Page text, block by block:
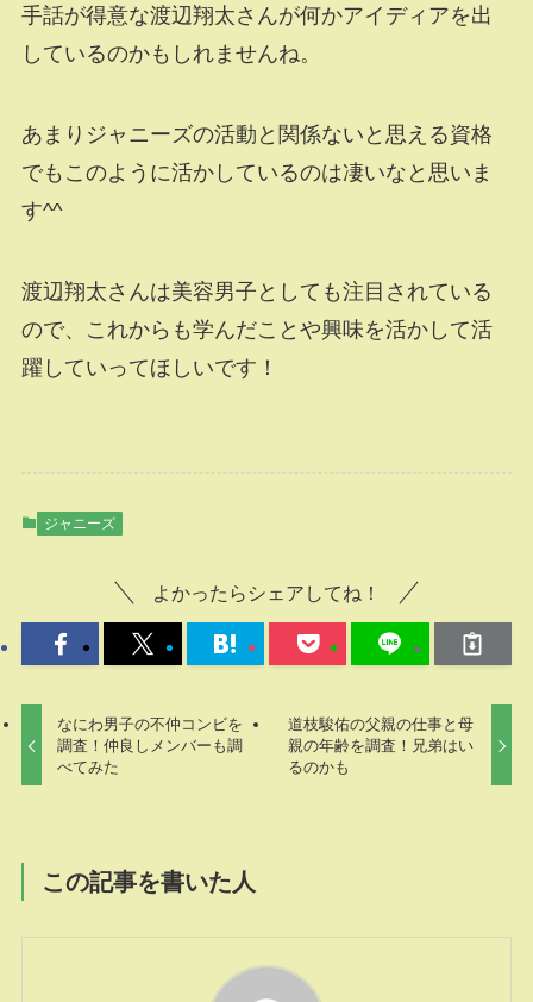
手話が得意な渡辺翔太さんが何かアイディアを出
しているのかもしれませんね。
あまりジャニーズの活動と関係ないと思える資格
でもこのように活かしているのは凄いなと思いま
す^^
渡辺翔太さんは美容男子としても注目されている
ので、これからも学んだことや興味を活かして活
躍していってほしいです！
ジャニーズ
よかったらシェアしてね！
なにわ男子の不仲コンビを
調査！仲良しメンバーも調
べてみた
道枝駿佑の父親の仕事と母
親の年齢を調査！兄弟はい
るのかも
この記事を書いた人